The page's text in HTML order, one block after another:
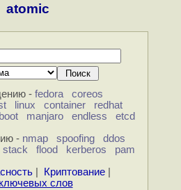
atomic
- fedora
coreos
linux container
redhat
boot manjaro endless
etcd
- nmap spoofing
ddos
stack flood kerberos
pam
| Криптование|
слов